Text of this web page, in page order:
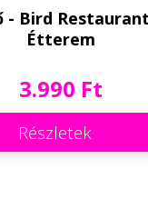
- Bird
Étterem
3.990 Ft
Részletek